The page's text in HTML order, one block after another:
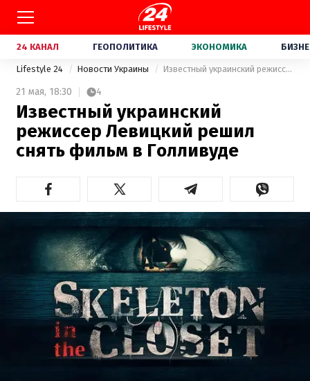
24 КАНАЛ ГЕОПОЛИТИКА ЭКОНОМИКА
Lifestyle 24 Новости Украины Известный украинский режиссер Левицкий решил снять фильм в Голливуде
21 мая, 18:30 4
Известный украинский
режиссер Левицкий решил
снять фильм в Голливуде